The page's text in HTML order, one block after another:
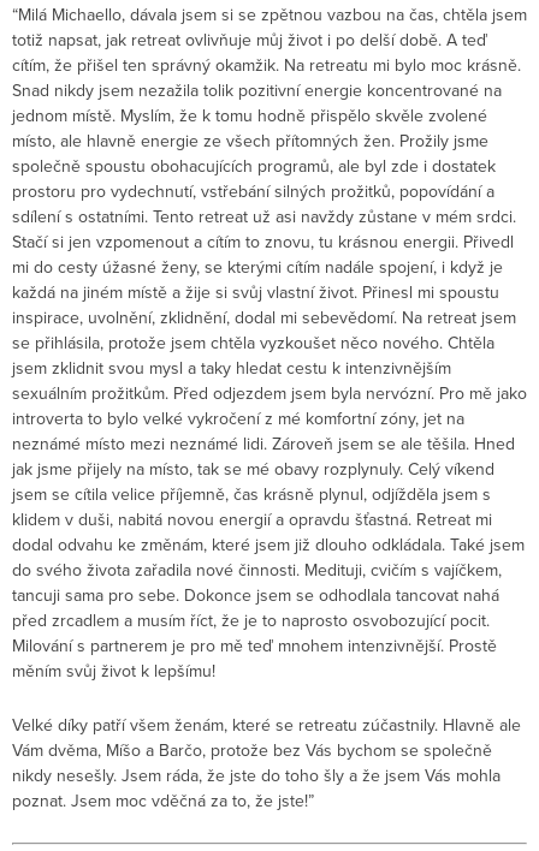
“Milá Michaello, dávala jsem si se zpětnou vazbou na čas, chtěla jsem
totiž napsat, jak retreat ovlivňuje můj život i po delší době. A teď
cítím, že přišel ten správný okamžik. Na retreatu mi bylo moc krásně.
Snad nikdy jsem nezažila tolik pozitivní energie koncentrované na
jednom místě. Myslím, že k tomu hodně přispělo skvěle zvolené
místo, ale hlavně energie ze všech přítomných žen. Prožily jsme
společně spoustu obohacujících programů, ale byl zde i dostatek
prostoru pro vydechnutí, vstřebání silných prožitků, popovídání a
sdílení s ostatními. Tento retreat už asi navždy zůstane v mém srdci.
Stačí si jen vzpomenout a cítím to znovu, tu krásnou energii. Přivedl
mi do cesty úžasné ženy, se kterými cítím nadále spojení, i když je
každá na jiném místě a žije si svůj vlastní život. Přinesl mi spoustu
inspirace, uvolnění, zklidnění, dodal mi sebevědomí. Na retreat jsem
se přihlásila, protože jsem chtěla vyzkoušet něco nového. Chtěla
jsem zklidnit svou mysl a taky hledat cestu k intenzivnějším
sexuálním prožitkům. Před odjezdem jsem byla nervózní. Pro mě jako
introverta to bylo velké vykročení z mé komfortní zóny, jet na
neznámé místo mezi neznámé lidi. Zároveň jsem se ale těšila. Hned
jak jsme přijely na místo, tak se mé obavy rozplynuly. Celý víkend
jsem se cítila velice příjemně, čas krásně plynul, odjížděla jsem s
klidem v duši, nabitá novou energií a opravdu šťastná. Retreat mi
dodal odvahu ke změnám, které jsem již dlouho odkládala. Také jsem
do svého života zařadila nové činnosti. Medituji, cvičím s vajíčkem,
tancuji sama pro sebe. Dokonce jsem se odhodlala tancovat nahá
před zrcadlem a musím říct, že je to naprosto osvobozující pocit.
Milování s partnerem je pro mě teď mnohem intenzivnější. Prostě
měním svůj život k lepšímu!
Velké díky patří všem ženám, které se retreatu zúčastnily. Hlavně ale
Vám dvěma, Míšo a Barčo, protože bez Vás bychom se společně
nikdy nesešly. Jsem ráda, že jste do toho šly a že jsem Vás mohla
poznat. Jsem moc vděčná za to, že jste!”